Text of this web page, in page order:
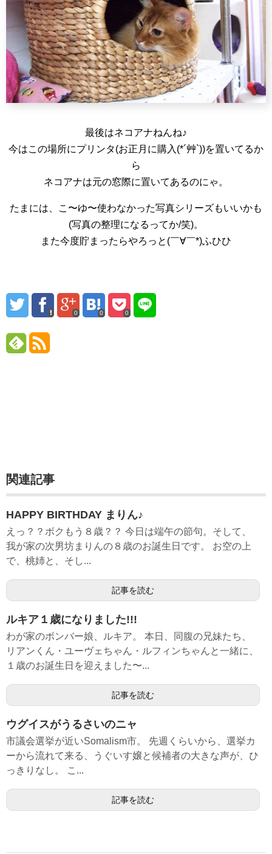
最後はネコアナねんね♪
今はこの場所にプリンタ(お正月に購入(*´艸`))を置いてるか
ら
ネコアナは元の窓際に置いてあるのにゃ。
たまには、こ〜ゆ〜使わなかった写真シリーズもいいかも
(写真の整理になるってか/笑)。
また今度貯まったらやろっと(￣∀￣*)ふひひ
0 0 0
関連記事
HAPPY BIRTHDAY まりん♪
えっ？？ボクもう８歳？？ 今日は端午の節句。そして、
我が家の次男坊まりんの８歳のお誕生日です。 お空の上
で、桃姉と、そし...
記事を読む
ルキア１歳になりました!!!
わが家のボンバー娘、ルキア。 本日、同腹の兄妹たち、
リアンくん・ユーヴェちゃん・ルフィンちゃんと一緒に、
１歳のお誕生日を迎えました〜...
記事を読む
ウグイスがうるさいのニャ
市議会選挙が近いSomalism市。 先週くらいから、選挙カ
ーから流れて来る、うぐいす嬢と候補者の大きな声が、ひ
っきりなし。 こ...
記事を読む